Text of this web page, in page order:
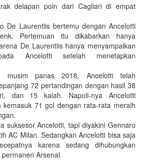
delapan poin dari Cagliari di empat
De Laurentiis bertemu dengan Ancelotti
Pertemuan itu dikabarkan hanya
De Laurentiis hanya menyampaikan
Ancelotti setelah menetapkan
musim panas 2018, Ancelotti telah
72 pertandingan dengan hasil 38
dan 15 kalah. Napoli-nya Ancelotti
71 gol dengan rata-rata meraih
suksesor Ancelotti, tapi diyakini Gennaro
AC Milan. Sedangkan Ancelotti bisa saja
karena sedang dihubungkan
Arsenal.